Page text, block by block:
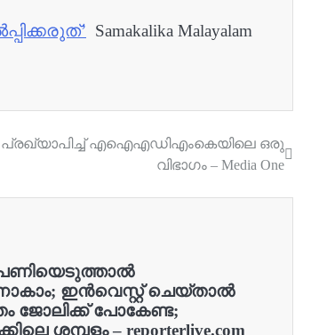
Samakalika Malayalam
പ്രഖ്യാപിച്ച് എഐഎഡിഎംകെയിലെ ഒരു
വിഭാഗം – Media One
ഇൻവെസ്റ്റ് ചെയ്‌താൽ
ജോലിക്ക് പോകേണ്ട;
ശമ്പളം – reporterlive.com